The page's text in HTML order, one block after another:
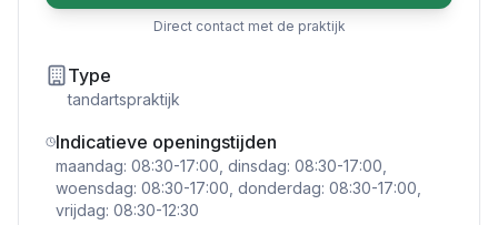
Direct contact met de praktijk
Type
tandartspraktijk
Indicatieve openingstijden
maandag: 08:30-17:00, dinsdag: 08:30-17:00,
woensdag: 08:30-17:00, donderdag: 08:30-17:00,
vrijdag: 08:30-12:30